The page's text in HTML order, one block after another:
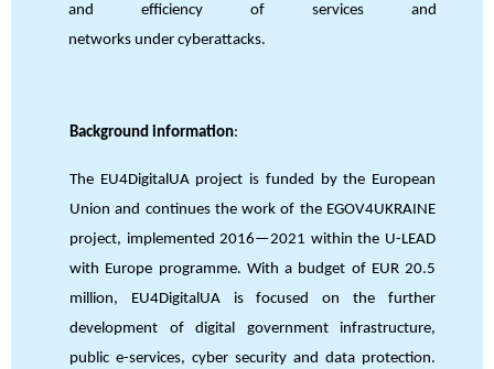
and efficiency of services and
networks under cyberattacks.
Background information:
The EU4DigitalUA project is funded by the European
Union and continues the work of the EGOV4UKRAINE
project, implemented 2016—2021 within the U-LEAD
with Europe programme. With a budget of EUR 20.5
million, EU4DigitalUA is focused on the further
development of digital government infrastructure,
public e-services, cyber security and data protection.